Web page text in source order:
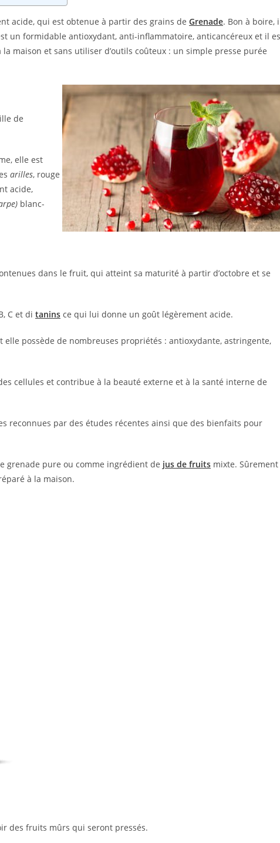
acide, qui est obtenue à partir des grains de Grenade. Bon à boire,
un formidable antioxydant, anti-inflammatoire, anticancéreux et il
maison et sans utiliser d’outils coûteux : un simple presse purée
de
elle est
arilles, rouge
acide,
blanc-
dans le fruit, qui atteint sa maturité à partir d’octobre et se
C et di tanins ce qui lui donne un goût légèrement acide.
possède de nombreuses propriétés : antioxydante, astringente,
cellules et contribue à la beauté externe et à la santé interne de
reconnues par des études récentes ainsi que des bienfaits pour
grenade pure ou comme ingrédient de jus de fruits mixte. Sûrement
à la maison.
des fruits mûrs qui seront pressés.